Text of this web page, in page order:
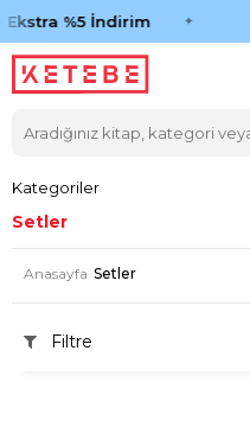
%5 İndirim
Kategoriler
Setler
Anasayfa Setler
Filtre